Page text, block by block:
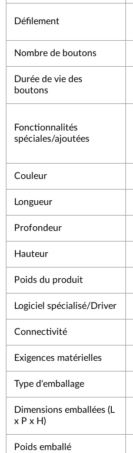
Défilement
Nombre de boutons
Durée de vie des
boutons
Fonctionnalités
spéciales/ajoutées
Couleur
Longueur
Profondeur
Hauteur
Poids du produit
Logiciel spécialisé/Driver
Connectivité
Exigences matérielles
Type d'emballage
Dimensions emballées (L
x P x H)
Poids emballé